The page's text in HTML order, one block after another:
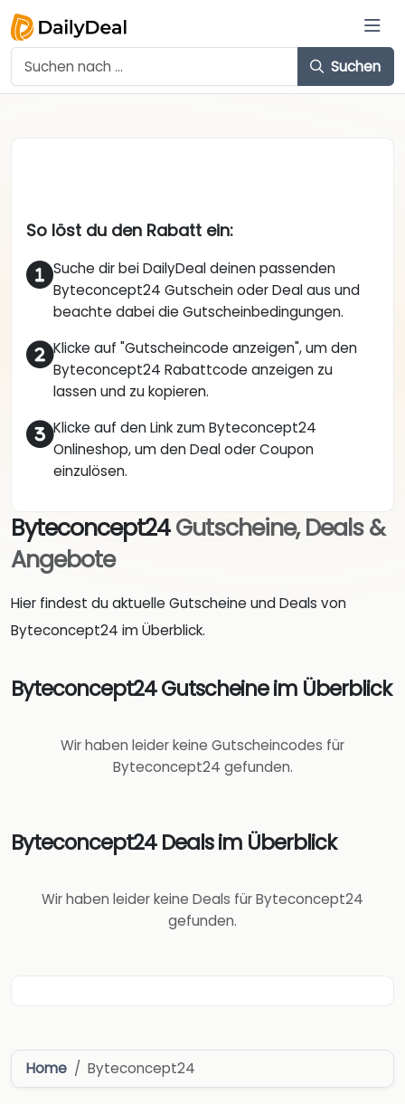
Suchen
So löst du den Rabatt ein:
Suche dir bei DailyDeal deinen passenden
Byteconcept24 Gutschein oder Deal aus und
beachte dabei die Gutscheinbedingungen.
Klicke auf "Gutscheincode anzeigen", um den
Byteconcept24 Rabattcode anzeigen zu
lassen und zu kopieren.
Klicke auf den Link zum Byteconcept24
Onlineshop, um den Deal oder Coupon
einzulösen.
Byteconcept24Gutscheine, Deals &
Angebote
Hier findest du aktuelle Gutscheine und Deals von
Byteconcept24 im Überblick.
Byteconcept24 Gutscheine im Überblick
Wir haben leider keine Gutscheincodes für
Byteconcept24 gefunden.
Byteconcept24 Deals im Überblick
Wir haben leider keine Deals für Byteconcept24
gefunden.
Home Byteconcept24